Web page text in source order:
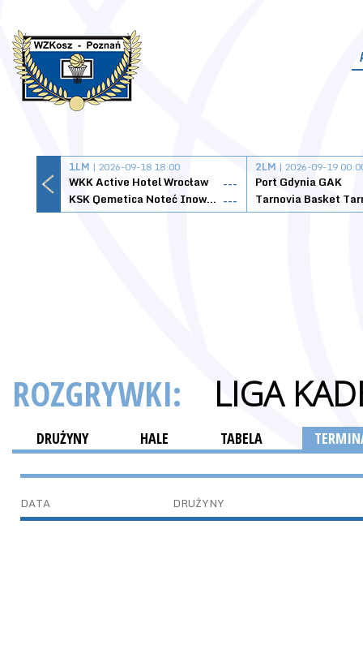
1LM | 2026-09-18 18:00
WKK Active Hotel Wrocław
---
KSK Qemetica Noteć Inowrocław ---
2LM | 2026-09-19
Port Gdynia GAK
ROZGRYWKI: LIGA
DRUŻYNY HALE TABELA
DATA DRUŻYNY